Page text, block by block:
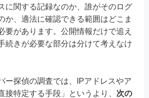
に関する記録なのか、誰がそのログ
か、適法に確認できる範囲はどこま
要があります。公開情報だけで追え
続きが必要な部分は分けて考えなけ
ー探偵の調査では、IPアドレスやア
接特定する手段」というより、 次の